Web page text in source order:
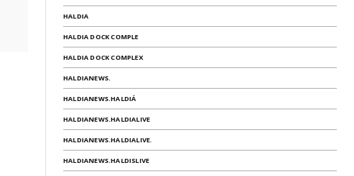
HALDIA
HALDIA DOCK COMPLE
HALDIA DOCK COMPLEX
HALDIANEWS.
HALDIANEWS.HALDIÁ
HALDIANEWS.HALDIALIVE
HALDIANEWS.HALDIALIVE.
HALDIANEWS.HALDISLIVE